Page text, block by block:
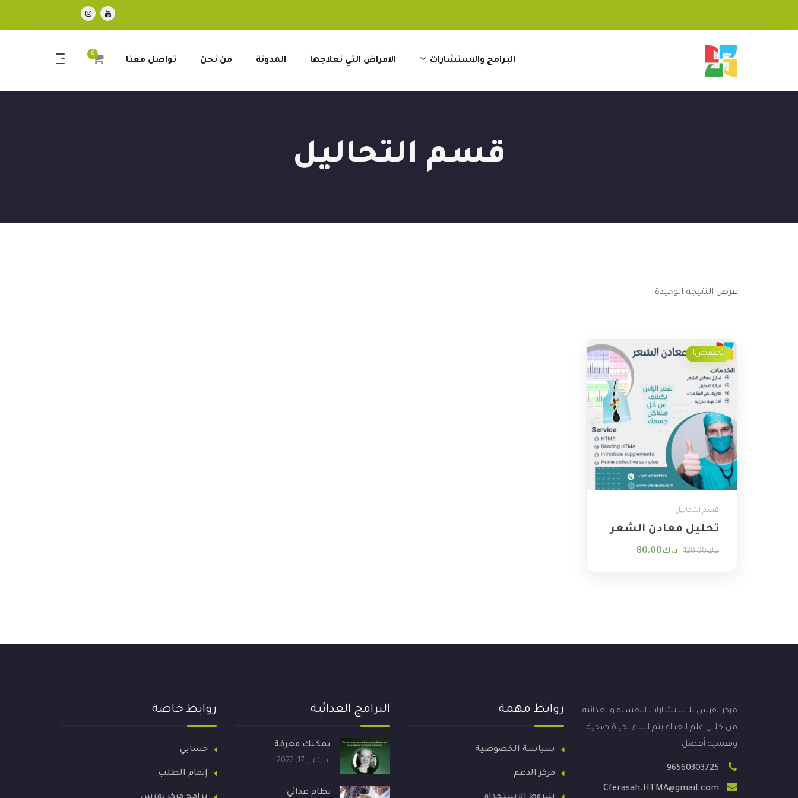
البرامج والاستشارات الامراض التي نعلاجها المدونة من نحن تواصل معنا
0
قسم التحاليل
عرض النتيجة الوحيدة
تخفيض!
قسم التحاليل
تحليل معادن الشعر
د.ك120.00 السعر الأصلي هو: د.ك120.00.
د.ك80.00
مركز تفرس للاستشارات النفسية والغذائية
من خلال علم الغذاء يتم البناء لحياة صحية
ونفسية أفضل
96560303725
Cferasah.HTMA@gmail.com
روابط مهمة
سياسة الخصوصية
مركز الدعم
البرامج الغدائية
يمكنك معرفة
سبتمبر 17, 2022
نظام غذائي
روابط خاصة
حسابي
إتمام الطلب